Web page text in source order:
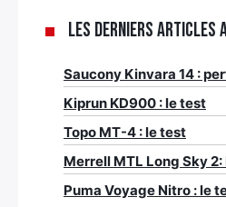
Les derniers articles
Saucony Kinvara 14 :
Kiprun KD900 : le test
Topo MT-4 : le test
Merrell MTL Long Sky
Puma Voyage Nitro : le